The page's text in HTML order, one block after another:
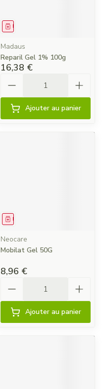
Médicament
Madaus
Reparil Gel 1% 100g
16,38 €
Ajouter au panier
Médicament
Neocare
Mobilat Gel 50G
8,96 €
Ajouter au panier